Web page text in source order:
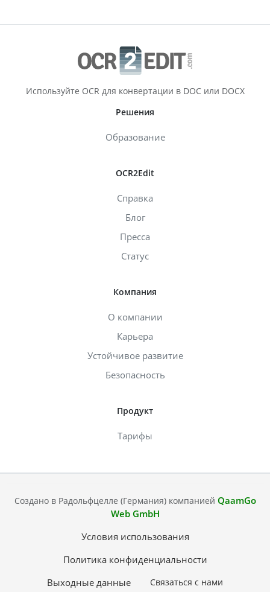
Используйте OCR для конвертации в DOC или DOCX
Решения
Образование
OCR2Edit
Справка
Блог
Пресса
Статус
Компания
О компании
Карьера
Устойчивое развитие
Безопасность
Продукт
Тарифы
Создано в Радольфцелле (Германия) компанией QaamGo
Web GmbH
Условия использования
Политика конфиденциальности
Выходные данные
Связаться с нами